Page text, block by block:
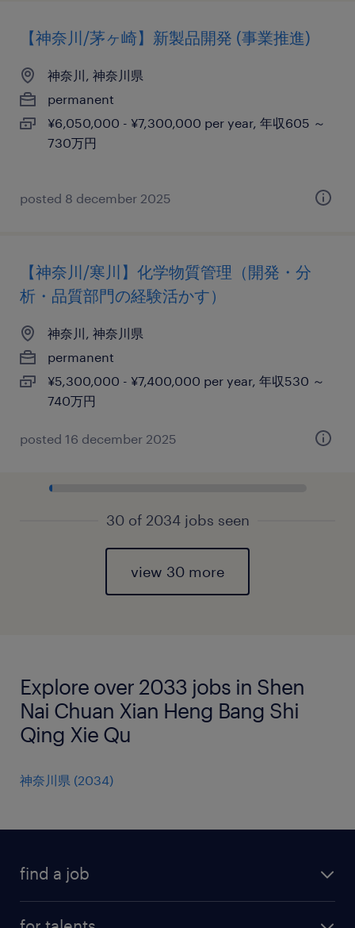
【神奈川/茅ヶ崎】新製品開発 (事業推進)
神奈川, 神奈川県
permanent
¥6,050,000 - ¥7,300,000 per year, 年収605 ～
730万円
posted 8 december 2025
【神奈川/寒川】化学物質管理（開発・分
析・品質部門の経験活かす）
神奈川, 神奈川県
permanent
¥5,300,000 - ¥7,400,000 per year, 年収530 ～
740万円
posted 16 december 2025
30 of 2034 jobs seen
view 30 more
Explore over 2033 jobs in Shen
Nai Chuan Xian Heng Bang Shi
Qing Xie Qu
神奈川県 (2034)
find a job